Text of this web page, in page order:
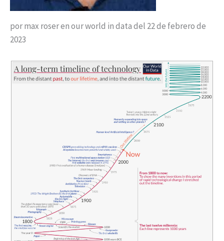
por max roser en our world in data del 22 de febrero de
2023